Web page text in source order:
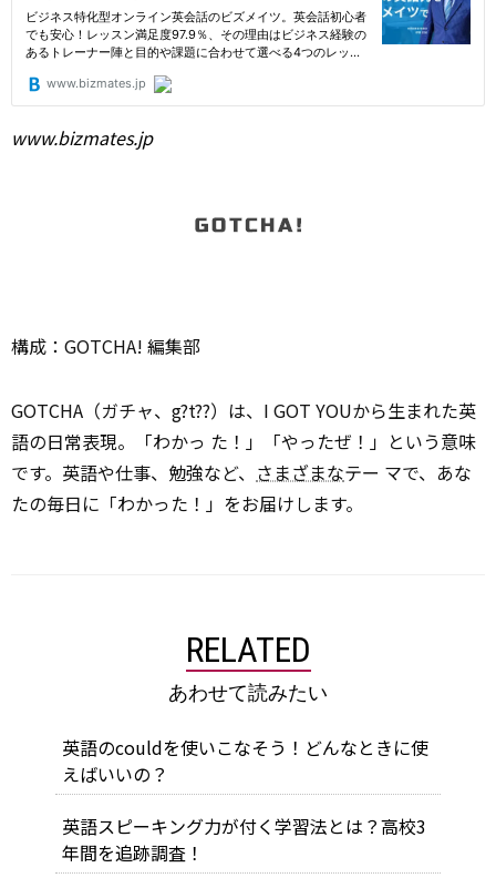
www.bizmates.jp
構成：GOTCHA! 編集部
GOTCHA（ガチャ、g?t??）は、I GOT YOUから生まれた英
語の日常表現。「わかっ た！」「やったぜ！」という意味
です。英語や仕事、勉強など、 さまざまなテー マで、あな
たの毎日に「わかった！」をお届けします。
RELATED
あわせて読みたい
英語のcouldを使いこなそう！どんなときに使
えばいいの？
英語スピーキング力が付く学習法とは？高校3
年間を追跡調査！